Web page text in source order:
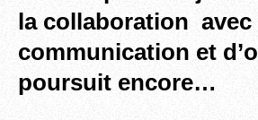
la collaboration avec
communication et
poursuit encore…